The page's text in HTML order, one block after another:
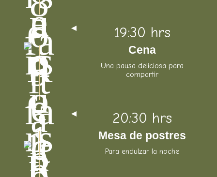
19:30 hrs
Cena
Una pausa deliciosa para
compartir
20:30 hrs
Mesa de postres
Para endulzar la noche